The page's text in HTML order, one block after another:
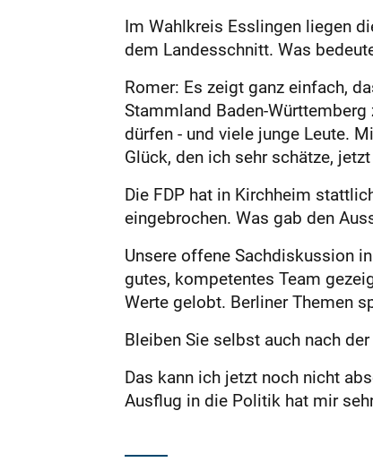
Im Wahlkreis Esslingen liegen
dem Landesschnitt. Was
Romer: Es zeigt ganz einfach,
Stammland Baden-
dürfen - und viele junge Leute.
Glück, den ich sehr schätze,
Die FDP hat in Kirchheim
eingebrochen. Was gab den
Unsere offene Sachdiskussion
gutes, kompetentes Team
Werte gelobt. Berliner Themen
Bleiben Sie selbst auch nach
Das kann ich jetzt noch nicht
Ausflug in die Politik hat mir